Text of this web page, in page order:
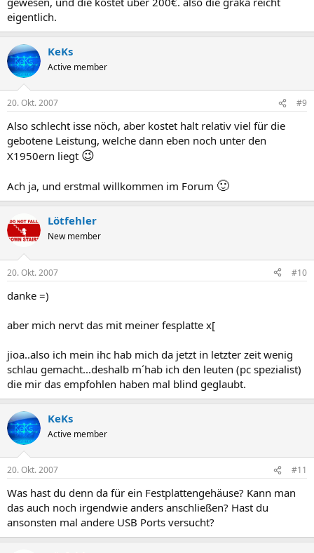
eigentlich.
KeKs
Active member
20. Okt. 2007 #9
Also schlecht isse nöch, aber kostet halt relativ viel für die
gebotene Leistung, welche dann eben noch unter den
X1950ern liegt 😉
Ach ja, und erstmal willkommen im Forum 🙂
Lötfehler
New member
20. Okt. 2007 #10
danke =)
aber mich nervt das mit meiner fesplatte x[
jioa..also ich mein ihc hab mich da jetzt in letzter zeit wenig
schlau gemacht...deshalb m´hab ich den leuten (pc spezialist)
die mir das empfohlen haben mal blind geglaubt.
KeKs
Active member
20. Okt. 2007 #11
Was hast du denn da für ein Festplattengehäuse? Kann man
das auch noch irgendwie anders anschließen? Hast du
ansonsten mal andere USB Ports versucht?